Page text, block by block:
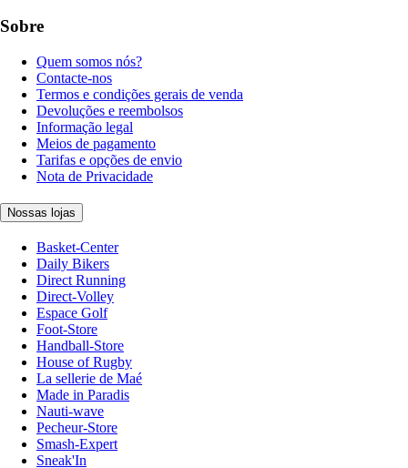
Sobre
Quem somos nós?
Contacte-nos
Termos e condições gerais de venda
Devoluções e reembolsos
Informação legal
Meios de pagamento
Tarifas e opções de envio
Nota de Privacidade
Nossas lojas
Basket-Center
Daily Bikers
Direct Running
Direct-Volley
Espace Golf
Foot-Store
Handball-Store
House of Rugby
La sellerie de Maé
Made in Paradis
Nauti-wave
Pecheur-Store
Smash-Expert
Sneak'In